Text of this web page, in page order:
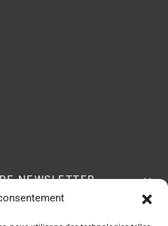
NEWSLETTER